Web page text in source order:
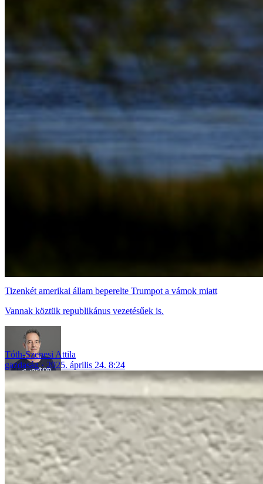
Tizenkét amerikai állam beperelte Trumpot a vámok miatt
Vannak köztük republikánus vezetésűek is.
Tóth-Szenesi Attila
gazdaság
2025. április 24. 8:24